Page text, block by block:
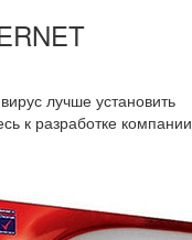
лучше установить
к разработке компании